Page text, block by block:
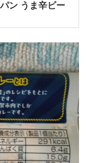
ン うま辛ビー